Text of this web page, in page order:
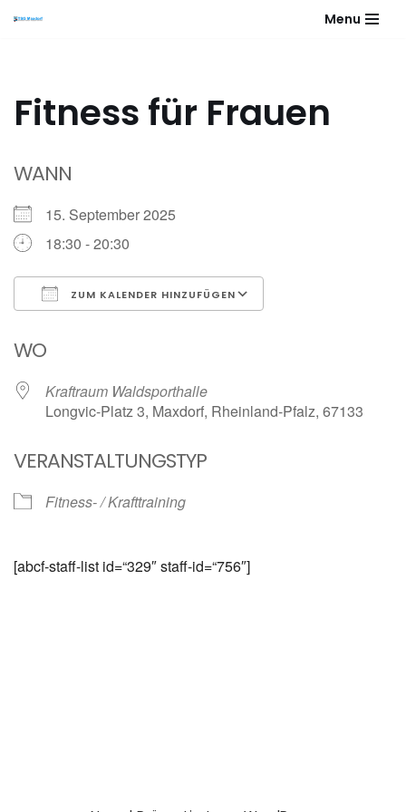
Menu
Fitness für Frauen
WANN
15. September 2025
18:30 - 20:30
ZUM KALENDER HINZUFÜGEN
WO
Kraftraum Waldsporthalle
Longvic-Platz 3, Maxdorf, Rheinland-Pfalz, 67133
VERANSTALTUNGSTYP
Fitness- / Krafttraining
[abcf-staff-list id=“329″ staff-id=“756″]